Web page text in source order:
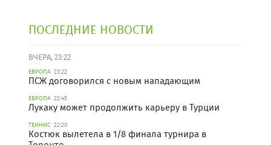
ПОСЛЕДНИЕ НОВОСТИ
ВЧЕРА, 23:22
ЕВРОПА 23:22
ПСЖ договорился с новым нападающим
ЕВРОПА 22:45
Лукаку может продолжить карьеру в Турции
ТЕННИС 22:20
Костюк вылетела в 1/8 финала турнира в